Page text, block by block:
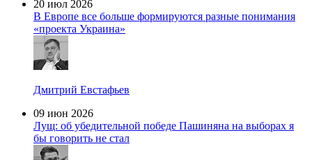
20 июл 2026
В Европе все больше формируются разные понимания
«проекта Украина»
Дмитрий Евстафьев
09 июн 2026
Лущ: об убедительной победе Пашиняна на выборах я
бы говорить не стал